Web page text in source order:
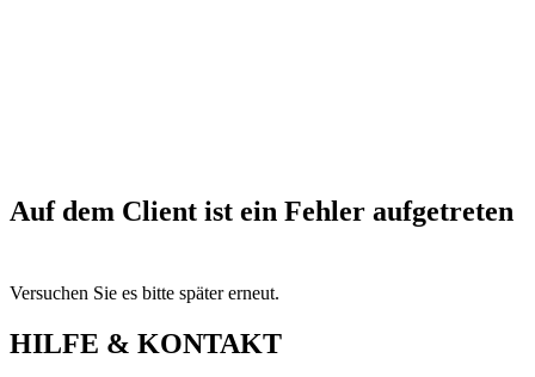
Auf dem Client ist ein Fehler aufgetreten
Versuchen Sie es bitte später erneut.
HILFE & KONTAKT